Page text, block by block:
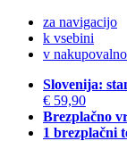
za navigacijo
k vsebini
v
Slovenija:
€ 59,90
Brezplačno
1 brezplačni